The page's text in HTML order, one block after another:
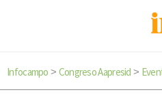
Infocampo > Congreso Aapresid >